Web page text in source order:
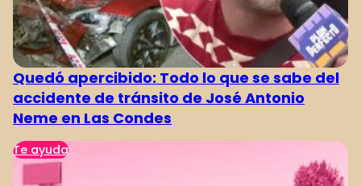
Quedó apercibido: Todo lo que se sabe del
accidente de tránsito de José Antonio
Neme en Las Condes
Te ayuda